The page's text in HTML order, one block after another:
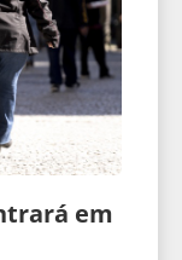
em